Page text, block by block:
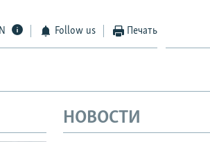
Follow us Печать
НОВОСТИ